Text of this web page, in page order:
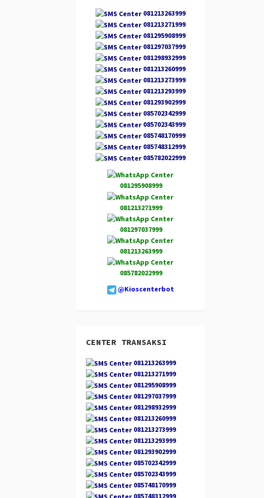
081213263999
081213271999
081295908999
081297037999
081298932999
081213260999
081213273999
081213293999
081293902999
085702342999
085702343999
085748170999
085748312999
085782022999
081295908999
081213271999
081297037999
081213263999
085782022999
@Kioscenterbot
CENTER TRANSAKSI
081213263999
081213271999
081295908999
081297037999
081298932999
081213260999
081213273999
081213293999
081293902999
085702342999
085702343999
085748170999
085748312999